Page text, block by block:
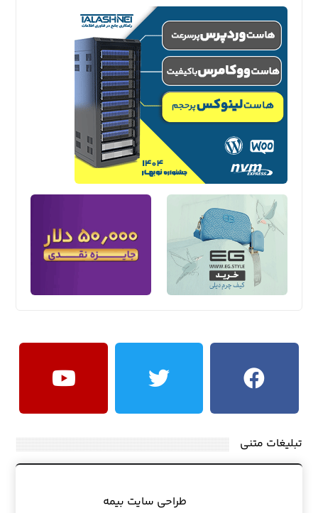
تبلیغات متنی
طراحی سایت بیمه